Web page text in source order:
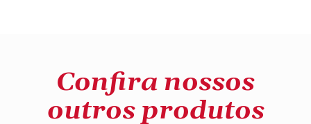
Confira nossos
outros produtos